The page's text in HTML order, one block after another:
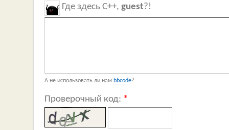
Где здесь C++, guest?!
А не использовать ли нам bbcode?
Проверочный код: *